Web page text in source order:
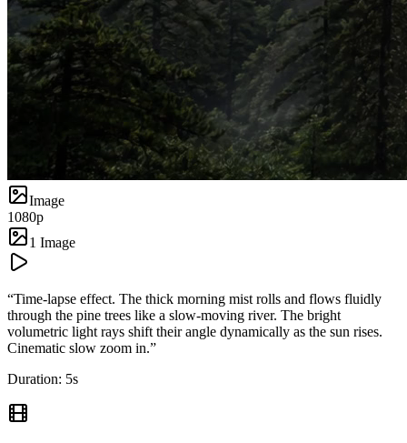
Image
1080p
1 Image
“Time-lapse effect. The thick morning mist rolls and flows fluidly
through the pine trees like a slow-moving river. The bright
volumetric light rays shift their angle dynamically as the sun rises.
Cinematic slow zoom in.”
Duration: 5s